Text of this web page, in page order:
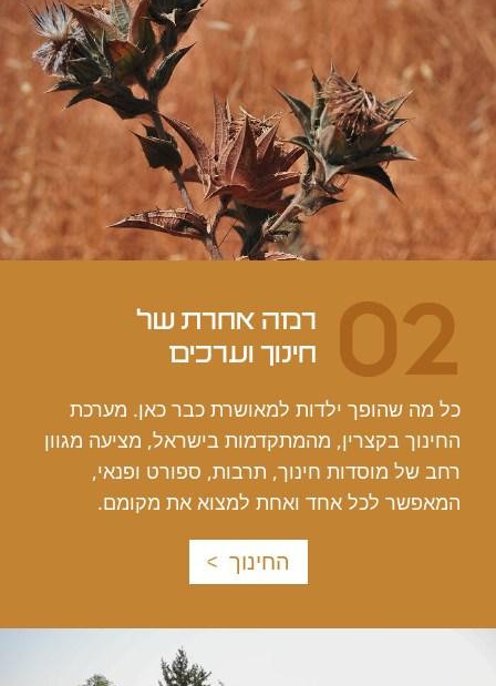
חינוך וערכים
מה שהופך ילדות למאושרת כבר כאן. מערכת
בקצרין, מהמתקדמות בישראל, מציעה מגוון
של מוסדות חינוך, תרבות, ספורט ופנאי,
לכל אחד ואחת למצוא את מקומם.
החינוך